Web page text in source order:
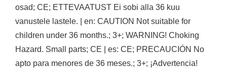
osad; CE; ETTEVAATUST Ei sobi alla 36 kuu
vanustele lastele. | en: CAUTION Not suitable for
children under 36 months.; 3+; WARNING! Choking
Hazard. Small parts; CE | es: CE; PRECAUCIÓN No
apto para menores de 36 meses.; 3+; ¡Advertencia!